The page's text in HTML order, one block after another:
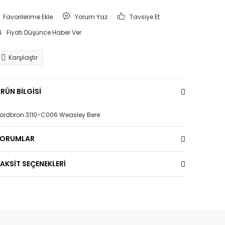
Yorum Yaz
Tavsiye Et
Fiyatı Düşünce Haber Ver
Karşılaştır
BİLGİSİ
3110-C006 Weasley Bere
SEÇENEKLERİ